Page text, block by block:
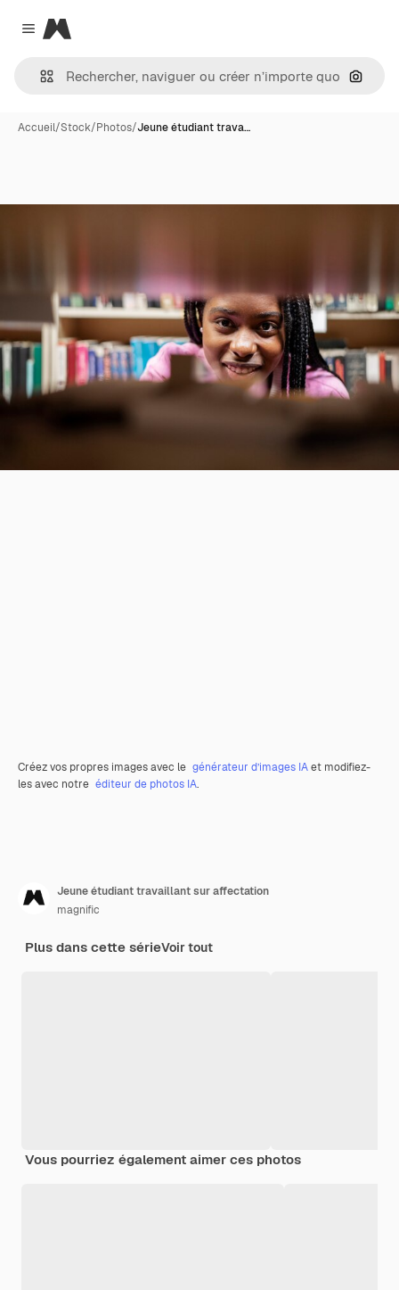
Close menu
Magnific
Accueil/Stock/Photos/Jeune étudiant trava…
Créez vos propres images avec le générateur d’images IAet modifiez-
les avec notre éditeur de photos IA.
Jeune étudiant travaillant sur affectation
magnific
Plus dans cette sérieVoir tout
Vous pourriez également aimer ces photos